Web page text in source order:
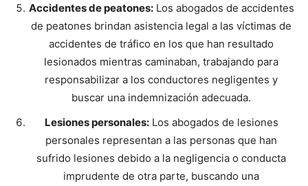
Accidentes de peatones:Los abogados de accidentes
de peatones brindan asistencia legal a las víctimas de
accidentes de tráfico en los que han resultado
lesionados mientras caminaban, trabajando para
responsabilizar a los conductores negligentes y
buscar una indemnización adecuada.
Lesiones personales:Los abogados de lesiones
personales representan a las personas que han
sufrido lesiones debido a la negligencia o conducta
imprudente de otra parte, buscando una